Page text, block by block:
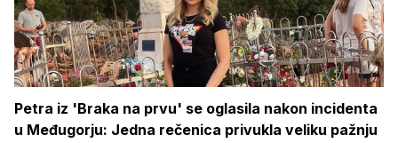
Petra iz 'Braka na prvu' se oglasila nakon incidenta
u Međugorju: Jedna rečenica privukla veliku pažnju